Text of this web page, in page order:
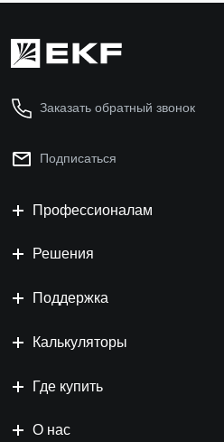
Заказать обратный звонок
Подписаться
Профессионалам
Решения
Поддержка
Калькуляторы
Где купить
О нас